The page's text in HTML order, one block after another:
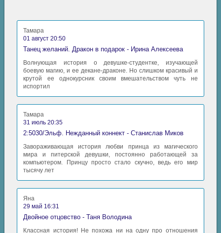
Тамара
01 август 20:50
Танец желаний. Дракон в подарок - Ирина Алексеева
Волнующая история о девушке-студентке, изучающей
боевую магию, и ее декане-драконе. Но слишком красивый и
крутой ее однокурсник своим вмешательством чуть не
испортил
Тамара
31 июль 20:35
2:5030/Эльф. Нежданный коннект - Станислав Миков
Завораживающая история любви принца из магического
мира и питерской девушки, постоянно работающей за
компьютером. Принцу просто стало скучно, ведь его мир
тысячу лет
Яна
29 май 16:31
Двойное отцовство - Таня Володина
Классная история! Не похожа ни на одну про отношения